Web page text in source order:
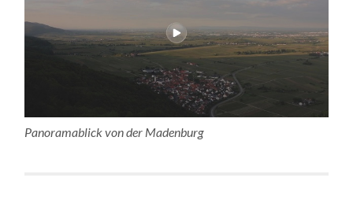
Panoramablick von der Madenburg